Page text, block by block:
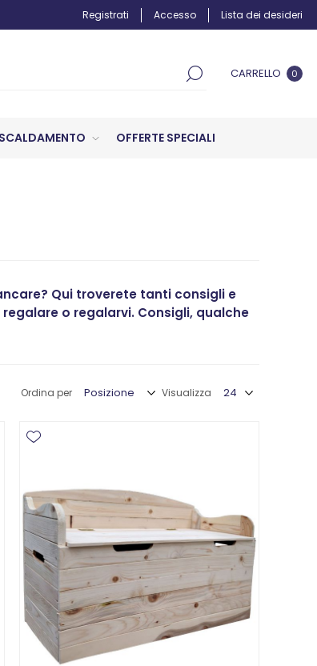
Registrati Accesso Lista dei desideri
CARRELLO 0
OFFERTE SPECIALI
Qui troverete tanti consigli e
o regalarvi. Consigli, qualche
Ordina per Visualizza